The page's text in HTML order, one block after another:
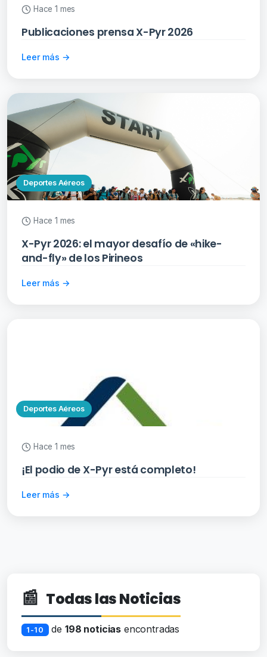
Hace 1 mes
Publicaciones prensa X-Pyr 2026
Leer más →
Deportes Aéreos
Hace 1 mes
X-Pyr 2026: el mayor desafío de «hike-
and-fly» de los Pirineos
Leer más →
Deportes Aéreos
Hace 1 mes
¡El podio de X-Pyr está completo!
Leer más →
📰 Todas las Noticias
1-10 de 198 noticias encontradas